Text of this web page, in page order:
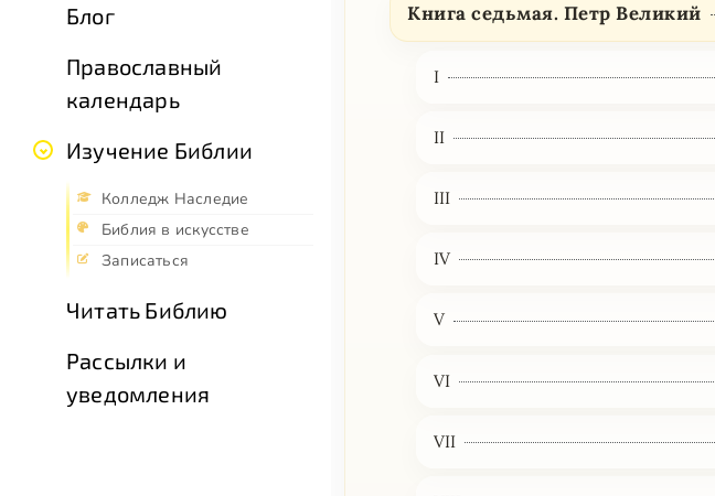
Блог
Православный
календарь
Изучение Библии
Колледж Наследие
Библия в искусстве
Записаться
Читать Библию
Рассылки и
уведомления
Книга седьмая. Петр Великий
I
II
III
IV
V
VI
VII